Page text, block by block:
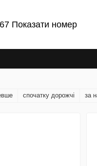
Показати номер
спочатку дорожчі за